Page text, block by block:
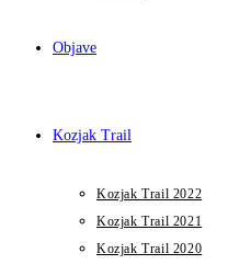
Objave
Kozjak Trail
Kozjak Trail 2022
Kozjak Trail 2021
Kozjak Trail 2020